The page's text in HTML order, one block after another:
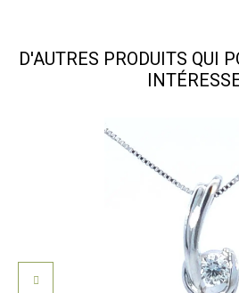
D'AUTRES PRODUITS QUI